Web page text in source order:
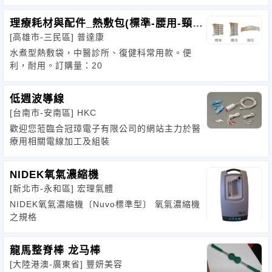
理療耗材與配件_熱敷包(標準-腰用-頸
用)
[高雄市-三民區] 普達康
水煮型熱敷袋，中醫診所、復健科常用款。便
利，耐用。訂購量：20
低週波導線
[台南市-安南區] HKC
歡迎您蒞臨合冠璋電子有限公司的網站主力於醫
療用相關電線加工及組裝
NIDEK氧氣濃縮機
[新北市-永和區] 宏理氣體
NIDEK氧氣濃縮機〔Nuvo標準型〕 氧氣濃縮機
之規格
龍馬整脊棒 龙马棒
[大陸港澳-廣東省] 豐妍美容